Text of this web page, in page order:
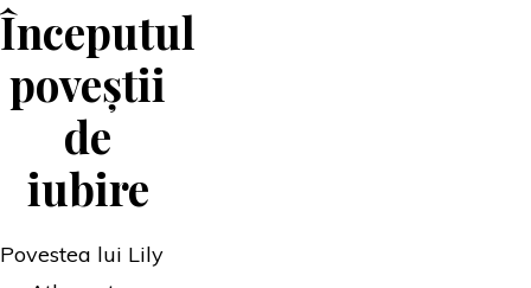
Începutul
poveștii
de
iubire
Povestea lui Lily